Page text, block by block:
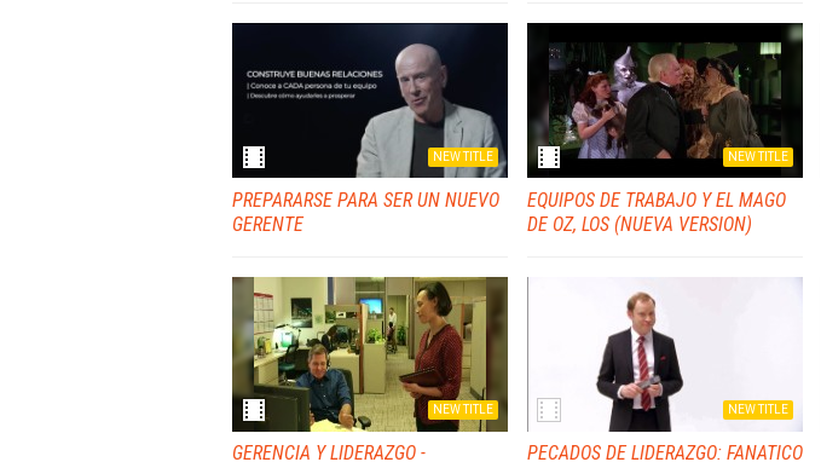
PREPARARSE PARA SER UN NUEVO
GERENTE
NEW TITLE
EQUIPOS DE TRABAJO Y EL MAGO
DE OZ, LOS (NUEVA VERSION)
NEW TITLE
GERENCIA Y LIDERAZGO -
NEW TITLE
PECADOS DE LIDERAZGO: FANATICO
NEW TITLE